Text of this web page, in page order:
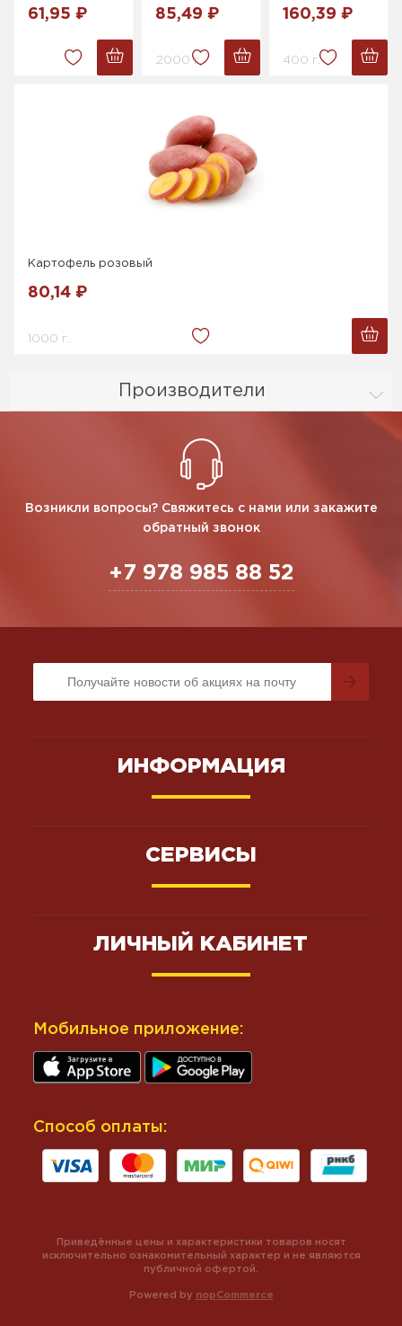
Производители
61,95 ₽ 85,49 ₽
2000 г.
160,39 ₽
400 г.
Картофель розовый
80,14 ₽
1000 г.
Возникли вопросы? Свяжитесь с нами или закажите
обратный звонок
+7 978 985 88 52
ИНФОРМАЦИЯ
СЕРВИСЫ
ЛИЧНЫЙ КАБИНЕТ
Мобильное приложение:
Способ оплаты:
Powered by nopCommerce
Приведённые цены и характеристики товаров носят
исключительно ознакомительный характер и не являются
публичной офертой.